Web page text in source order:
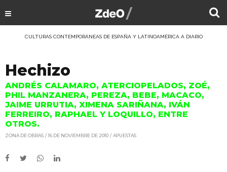
CULTURAS CONTEMPORÁNEAS DE ESPAÑA Y LATINOAMÉRICA A DIARIO
Hechizo
ANDRÉS CALAMARO, ATERCIOPELADOS, ZOÉ,
PHIL MANZANERA, PEREZA, BEBE, MACACO,
JAIME URRUTIA, XIMENA SARIÑANA, IVÁN
FERREIRO, RAPHAEL Y LOQUILLO, ENTRE
OTROS.
ZONA DE OBRAS 16 DE NOVIEMBRE DE 2010 APUESTAS